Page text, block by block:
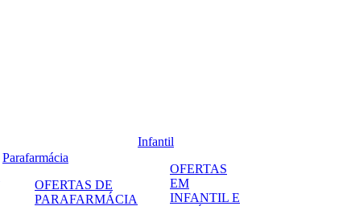
Parafarmácia
OFERTAS DE
PARAFARMÁCIA
Infantil
OFERTAS
EM
INFANTIL E